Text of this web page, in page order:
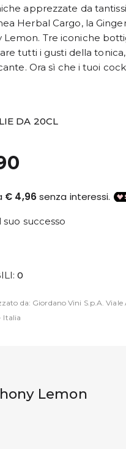
apprezzate da
Herbal Cargo, la
Lemon. Tre iconiche
tutti i gusti della
Ora sì che i tuoi
DA 20CL
successo
0
da: Giordano Vini S.p.A.
Italia
Lemon